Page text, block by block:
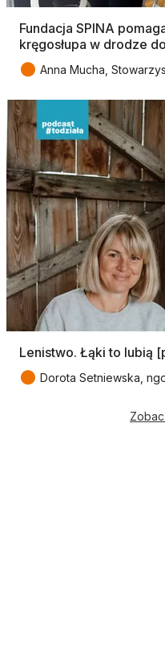
Fundacja SPINA
kręgosłupa w drodze
● Anna Mucha,
Lenistwo. Łąki to lubią
● Dorota Setniewska,